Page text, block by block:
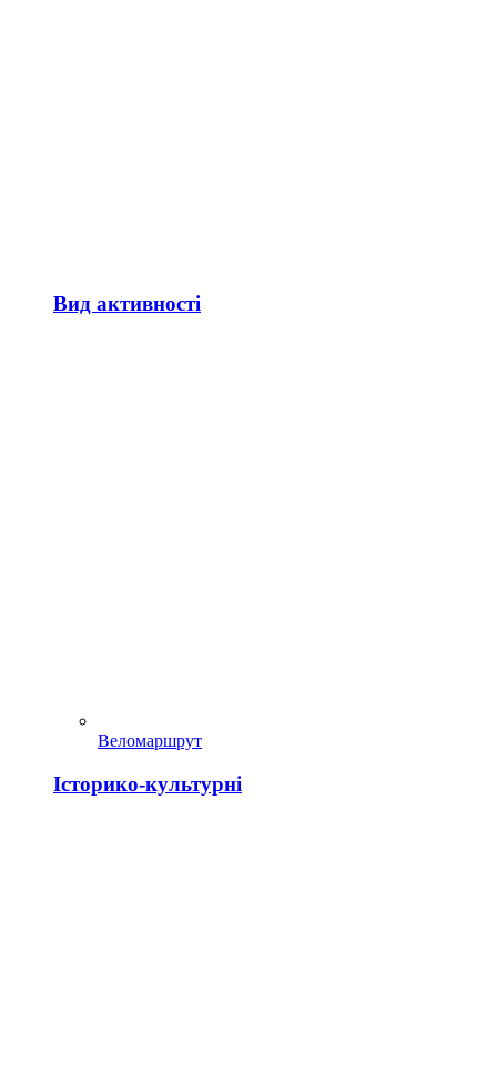
Вид активності
Веломаршрут
Історико-культурні